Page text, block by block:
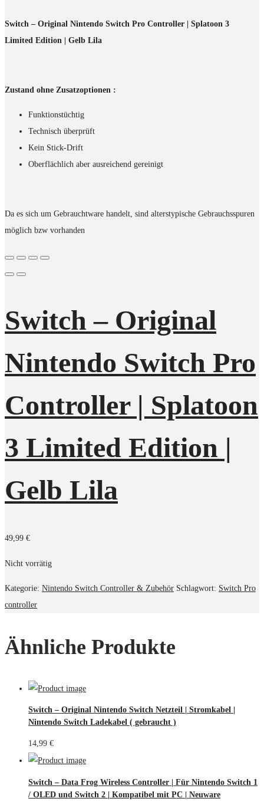
Switch – Original Nintendo Switch Pro Controller | Splatoon 3
Limited Edition | Gelb Lila
Zustand ohne Zusatzoptionen :
Funktionstüchtig
Technisch überprüft
Kein Stick-Drift
Oberflächlich aber ausreichend gereinigt
Da es sich um Gebrauchtware handelt, sind alterstypische Gebrauchsspuren
möglich bzw vorhanden
Switch – Original
Nintendo Switch Pro
Controller | Splatoon
3 Limited Edition |
Gelb Lila
49,99 €
Nicht vorrätig
Kategorie: Nintendo Switch Controller & Zubehör Schlagwort: Switch Pro
controller
Ähnliche Produkte
Switch – Original Nintendo Switch Netzteil | Stromkabel |
Nintendo Switch Ladekabel ( gebraucht )
14,99 €
Switch – Data Frog Wireless Controller | Für Nintendo Switch 1
/ OLED und Switch 2 | Kompatibel mit PC | Neuware